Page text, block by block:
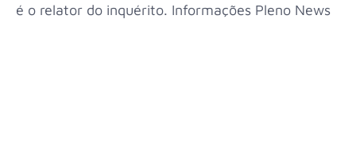
é o relator do inquérito. Informações Pleno News